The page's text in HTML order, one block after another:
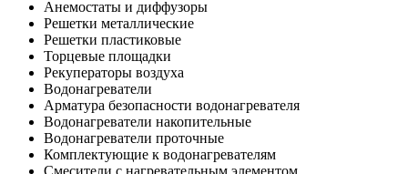
Анемостаты и диффузоры
Решетки металлические
Решетки пластиковые
Торцевые площадки
Рекуператоры воздуха
Водонагреватели
Арматура безопасности водонагревателя
Водонагреватели накопительные
Водонагреватели проточные
Комплектующие к водонагревателям
Смесители с нагревательным элементом